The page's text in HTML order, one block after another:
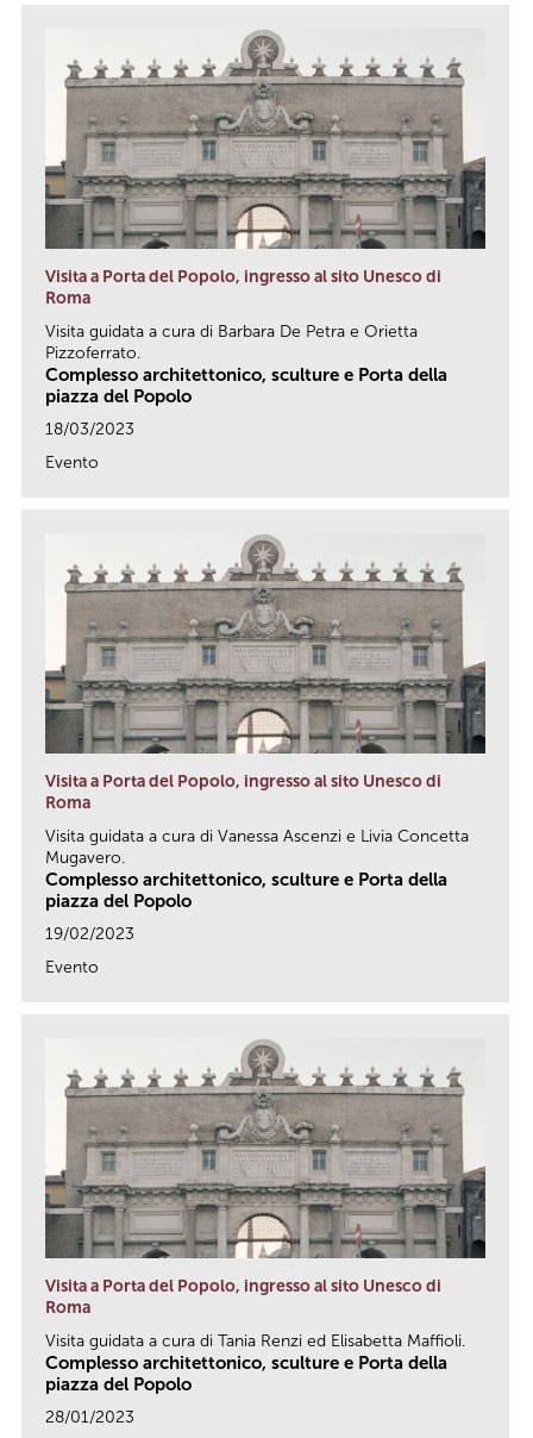
Visita a Porta del Popolo, ingresso al sito Unesco di
Roma
Visita guidata a cura di Barbara De Petra e Orietta
Pizzoferrato.
Complesso architettonico, sculture e Porta della
piazza del Popolo
18/03/2023
Evento
Visita a Porta del Popolo, ingresso al sito Unesco di
Roma
Visita guidata a cura di Vanessa Ascenzi e Livia Concetta
Mugavero.
Complesso architettonico, sculture e Porta della
piazza del Popolo
19/02/2023
Evento
Visita a Porta del Popolo, ingresso al sito Unesco di
Roma
Visita guidata a cura di Tania Renzi ed Elisabetta Maffioli.
Complesso architettonico, sculture e Porta della
piazza del Popolo
28/01/2023